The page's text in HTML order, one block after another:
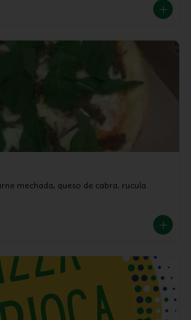
mechada, queso de cabra, rucula